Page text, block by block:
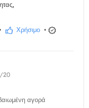
Χρήσιμο •
20
αγορά